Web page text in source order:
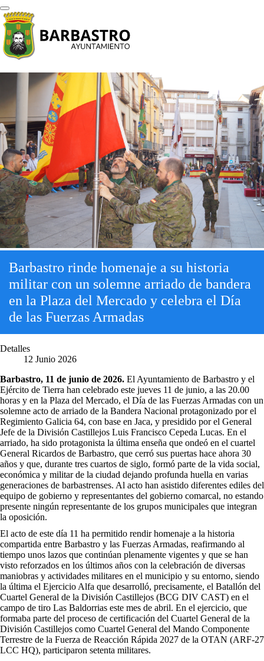
Barbastro rinde homenaje a su historia
militar con un solemne arriado de bandera
en la Plaza del Mercado y celebra el Día
de las Fuerzas Armadas
Detalles
12 Junio 2026
Barbastro, 11 de junio de 2026. El Ayuntamiento de Barbastro y el
Ejército de Tierra han celebrado este jueves 11 de junio, a las 20.00
horas y en la Plaza del Mercado, el Día de las Fuerzas Armadas con un
solemne acto de arriado de la Bandera Nacional protagonizado por el
Regimiento Galicia 64, con base en Jaca, y presidido por el General
Jefe de la División Castillejos Luis Francisco Cepeda Lucas. En el
arriado, ha sido protagonista la última enseña que ondeó en el cuartel
General Ricardos de Barbastro, que cerró sus puertas hace ahora 30
años y que, durante tres cuartos de siglo, formó parte de la vida social,
económica y militar de la ciudad dejando profunda huella en varias
generaciones de barbastrenses. Al acto han asistido diferentes ediles del
equipo de gobierno y representantes del gobierno comarcal, no estando
presente ningún representante de los grupos municipales que integran
la oposición.
El acto de este día 11 ha permitido rendir homenaje a la historia
compartida entre Barbastro y las Fuerzas Armadas, reafirmando al
tiempo unos lazos que continúan plenamente vigentes y que se han
visto reforzados en los últimos años con la celebración de diversas
maniobras y actividades militares en el municipio y su entorno, siendo
la última el Ejercicio Alfa que desarrolló, precisamente, el Batallón del
Cuartel General de la División Castillejos (BCG DIV CAST) en el
campo de tiro Las Baldorrias este mes de abril. En el ejercicio, que
formaba parte del proceso de certificación del Cuartel General de la
División Castillejos como Cuartel General del Mando Componente
Terrestre de la Fuerza de Reacción Rápida 2027 de la OTAN (ARF-27
LCC HQ), participaron setenta militares.